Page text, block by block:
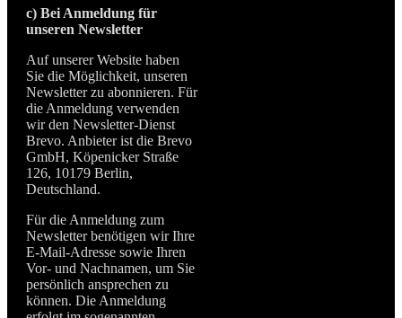
c) Bei Anmeldung für
unseren Newsletter
Auf unserer Website haben
Sie die Möglichkeit, unseren
Newsletter zu abonnieren. Für
die Anmeldung verwenden
wir den Newsletter-Dienst
Brevo. Anbieter ist die Brevo
GmbH, Köpenicker Straße
126, 10179 Berlin,
Deutschland.
Für die Anmeldung zum
Newsletter benötigen wir Ihre
E-Mail-Adresse sowie Ihren
Vor- und Nachnamen, um Sie
persönlich ansprechen zu
können. Die Anmeldung